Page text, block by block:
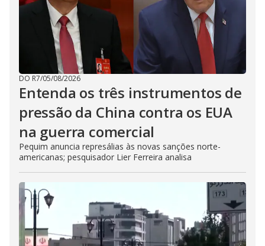
DO R7/05/08/2026
Entenda os três instrumentos de
pressão da China contra os EUA
na guerra comercial
Pequim anuncia represálias às novas sanções norte-
americanas; pesquisador Lier Ferreira analisa